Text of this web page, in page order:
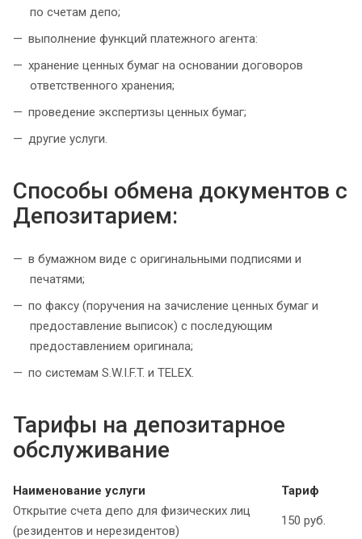
по счетам депо;
выполнение функций платежного агента:
хранение ценных бумаг на основании договоров
ответственного хранения;
проведение экспертизы ценных бумаг;
другие услуги.
Способы обмена документов с
Депозитарием:
в бумажном виде с оригинальными подписями и
печатями;
по факсу (поручения на зачисление ценных бумаг и
предоставление выписок) с последующим
предоставлением оригинала;
по системам S.W.I.F.T. и TELEX.
Тарифы на депозитарное
обслуживание
Наименование услуги
Тариф
Открытие счета депо для физических лиц
(резидентов и нерезидентов)
150 руб.